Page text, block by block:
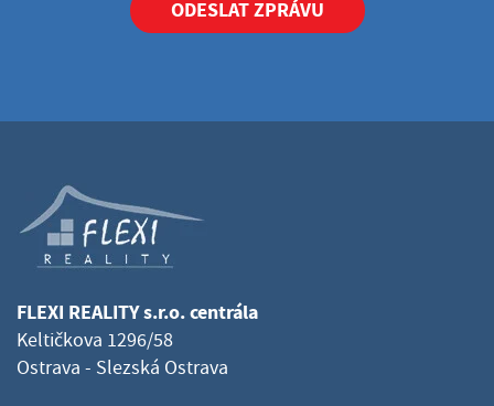
ODESLAT ZPRÁVU
FLEXI REALITY s.r.o. centrála
Keltičkova 1296/58
Ostrava - Slezská Ostrava